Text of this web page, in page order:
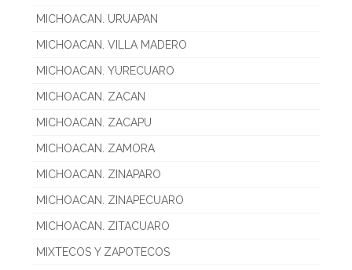
MICHOACAN. URUAPAN
MICHOACAN. VILLA MADERO
MICHOACAN. YURECUARO
MICHOACAN. ZACAN
MICHOACAN. ZACAPU
MICHOACAN. ZAMORA
MICHOACAN. ZINAPARO
MICHOACAN. ZINAPECUARO
MICHOACAN. ZITACUARO
MIXTECOS Y ZAPOTECOS